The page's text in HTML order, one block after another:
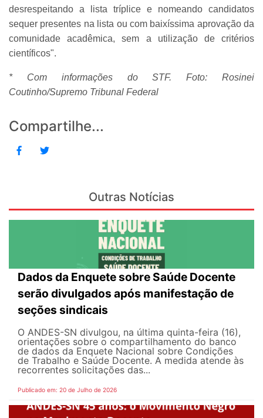
desrespeitando a lista tríplice e nomeando candidatos
sequer presentes na lista ou com baixíssima aprovação da
comunidade acadêmica, sem a utilização de critérios
científicos".
* Com informações do STF. Foto: Rosinei
Coutinho/Supremo Tribunal Federal
Compartilhe...
Outras Notícias
Dados da Enquete sobre Saúde Docente
serão divulgados após manifestação de
seções sindicais
O ANDES-SN divulgou, na última quinta-feira (16),
orientações sobre o compartilhamento do banco
de dados da Enquete Nacional sobre Condições
de Trabalho e Saúde Docente. A medida atende às
recorrentes solicitações das...
Publicado em: 20 de Julho de 2026